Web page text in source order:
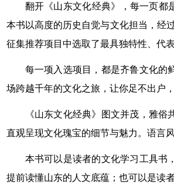
翻开《山东文化经典》，每一页都
本书以高度的历史自觉与文化担当，经
征集推荐项目中选取了最具独特性、代
每一项入选项目，都是齐鲁文化的
场跨越千年的文化之旅，让你足不出户
《山东文化经典》图文并茂，雅
直观呈现文化瑰宝的细节与魅力。语言
本书可以是读者的文化学习工具书
提前读懂山东的人文底蕴；也可以是读